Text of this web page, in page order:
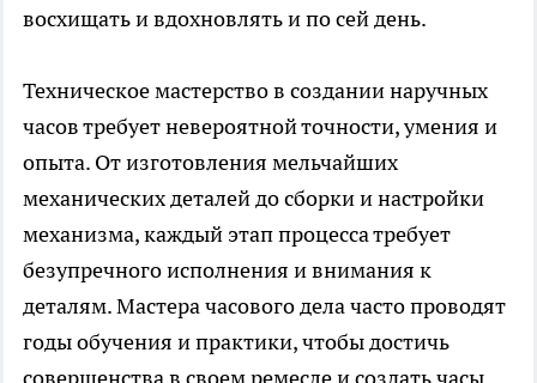
восхищать и вдохновлять и по сей день.
Техническое мастерство в создании наручных
часов требует невероятной точности, умения и
опыта. От изготовления мельчайших
механических деталей до сборки и настройки
механизма, каждый этап процесса требует
безупречного исполнения и внимания к
деталям. Мастера часового дела часто проводят
годы обучения и практики, чтобы достичь